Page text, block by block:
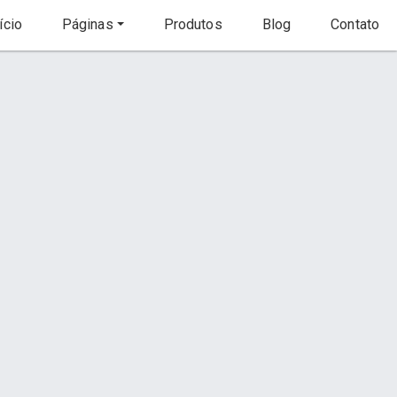
Páginas Produtos Blog Contato